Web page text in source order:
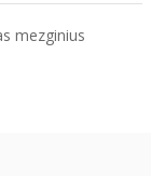
mezginius